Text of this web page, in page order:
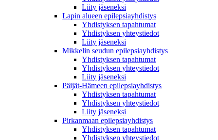
Liity jäseneksi
Lapin alueen epilepsiayhdistys
Yhdistyksen tapahtumat
Yhdistyksen yhteystiedot
Liity jäseneksi
Mikkelin seudun epilepsiayhdistys
Yhdistyksen tapahtumat
Yhdistyksen yhteystiedot
Liity jäseneksi
Päijät-Hämeen epilepsiayhdistys
Yhdistyksen tapahtumat
Yhdistyksen yhteystiedot
Liity jäseneksi
Pirkanmaan epilepsiayhdistys
Yhdistyksen tapahtumat
Yhdistyksen yhteystiedot